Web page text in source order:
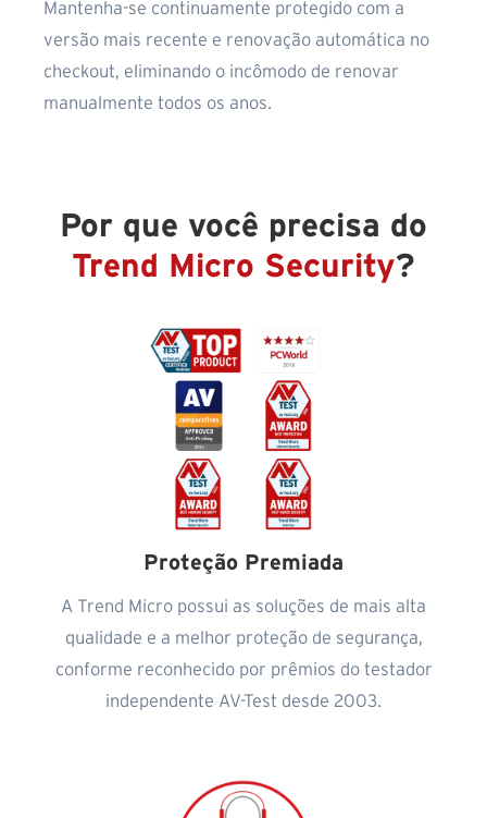
Mantenha-se continuamente protegido com a
versão mais recente e renovação automática no
checkout, eliminando o incômodo de renovar
manualmente todos os anos.
Por que você precisa do
Trend Micro Security?
Proteção Premiada
A Trend Micro possui as soluções de mais alta
qualidade e a melhor proteção de segurança,
conforme reconhecido por prêmios do testador
independente AV-Test desde 2003.